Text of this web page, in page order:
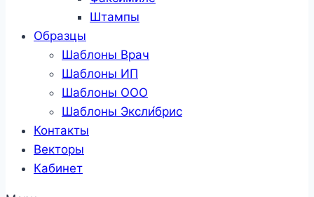
Штампы
Образцы
Шаблоны Врач
Шаблоны ИП
Шаблоны ООО
Шаблоны Эксли́брис
Контакты
Векторы
Кабинет